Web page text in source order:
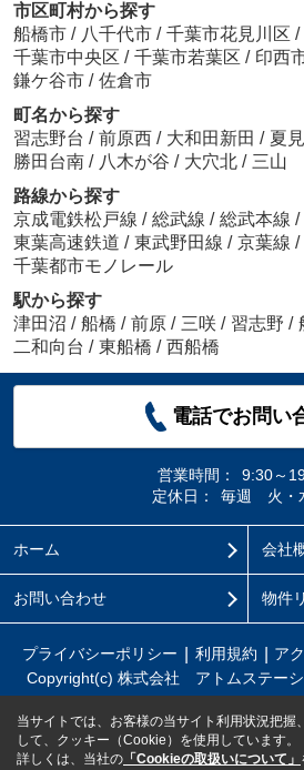
市区町村から探す
船橋市 / 八千代市 / 千葉市花見川区 /
千葉市中央区 / 千葉市若葉区 / 印西
鎌ケ谷市 / 佐倉市
町名から探す
習志野台 / 前原西 / 大和田新田 / 夏見
勝田台南 / 八木が谷 / 大穴北 / 三山
路線から探す
京成電鉄松戸線 / 総武線 / 総武本線 /
東葉高速鉄道 / 東武野田線 / 京葉線 /
千葉都市モノレール
駅から探す
津田沼 / 船橋 / 前原 / 三咲 / 習志野 /
二和向台 / 東船橋 / 西船橋
電話でお問い
営業時間：
9:30～
定休日：
毎週 火・
ホーム 会社
お問い合わせ 物件
プライバシーポリシー 利用規約 ア
Copyright(c) 株式会社 アトムステーシ
当サイトでは、お客様の当サイト利用状況把握
して、クッキー（Cookie）を使用しています。
詳しくは、当社の 「Cookieの取扱いについて」